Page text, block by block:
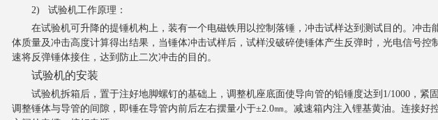
2)
试验机工作原理：
在试验机可升降的提锤机构上，装有一个电磁铁用以控制落锤，冲击试样达到测试目的。冲击
体质量及冲击高度计算得出结果，当锤体冲击试样后，试样没破碎使锤体产生反弹时，光电信号控
速将反弹锤体接住，达到防止二次冲击的目的。
试验机的安装
试验机拆箱后，置于注好地脚螺钉的基础上，调整机座底面使导向管的铅锤度达到 1/1000，紧
调整锤体与导管的间隙，即锤在导管内前后左右摆量小于±2.0㎜。减速箱内注入锂基黄油。连接好